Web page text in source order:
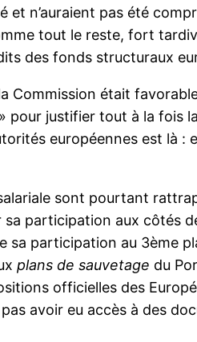
et n’auraient pas été
tout le reste, fort
des fonds structuraux
Commission était
justifier tout à la fois
européennes est là :
sont pourtant
sa participation aux côtés
sa participation au 3ème
plans de sauvetage du
officielles des
avoir eu accès à des